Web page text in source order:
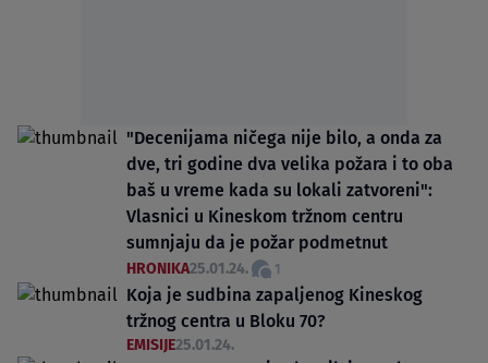
"Decenijama ničega nije bilo, a onda za
dve, tri godine dva velika požara i to oba
baš u vreme kada su lokali zatvoreni":
Vlasnici u Kineskom tržnom centru
sumnjaju da je požar podmetnut
HRONIKA25.01.24. 1
Koja je sudbina zapaljenog Kineskog
tržnog centra u Bloku 70?
EMISIJE25.01.24.